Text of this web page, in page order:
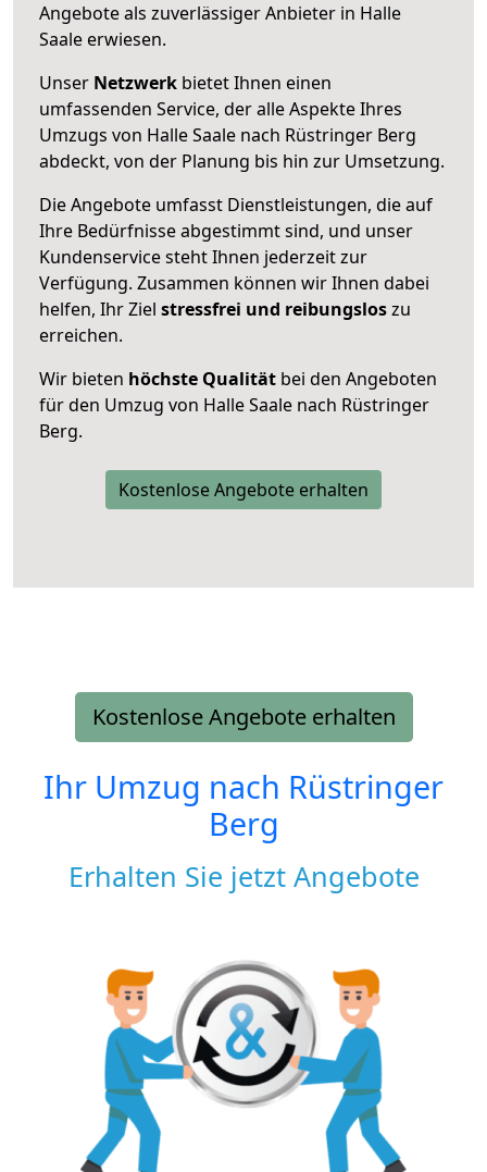
Angebote als zuverlässiger Anbieter in Halle
Saale erwiesen.
Unser Netzwerk bietet Ihnen einen
umfassenden Service, der alle Aspekte Ihres
Umzugs von Halle Saale nach Rüstringer Berg
abdeckt, von der Planung bis hin zur Umsetzung.
Die Angebote umfasst Dienstleistungen, die auf
Ihre Bedürfnisse abgestimmt sind, und unser
Kundenservice steht Ihnen jederzeit zur
Verfügung. Zusammen können wir Ihnen dabei
helfen, Ihr Ziel stressfrei und reibungsloszu
erreichen.
Wir bieten höchste Qualität bei den Angeboten
für den Umzug von Halle Saale nach Rüstringer
Berg.
Kostenlose Angebote erhalten
Kostenlose Angebote erhalten
Ihr Umzug nach Rüstringer
Berg
Erhalten Sie jetzt Angebote